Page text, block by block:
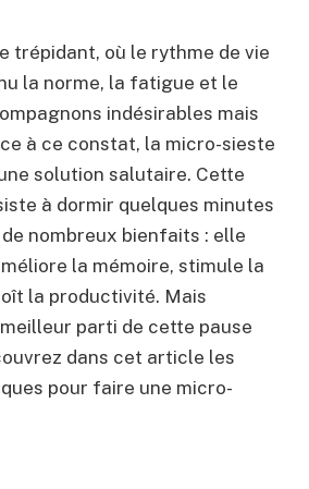
trépidant, où le rythme de vie
la norme, la fatigue et le
indésirables mais
à ce constat, la micro-sieste
solution salutaire. Cette
à dormir quelques minutes
nombreux bienfaits : elle
la mémoire, stimule la
la productivité. Mais
parti de cette pause
dans cet article les
pour faire une micro-